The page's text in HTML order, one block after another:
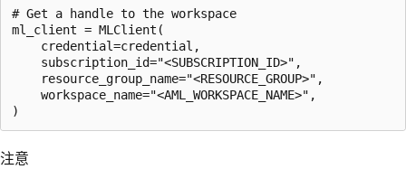
# Get a handle to the workspace
ml_client = MLClient(
    credential=credential,
    subscription_id="<SUBSCRIPTION_ID>",
    resource_group_name="<RESOURCE_GROUP>",
    workspace_name="<AML_WORKSPACE_NAME>",
注意